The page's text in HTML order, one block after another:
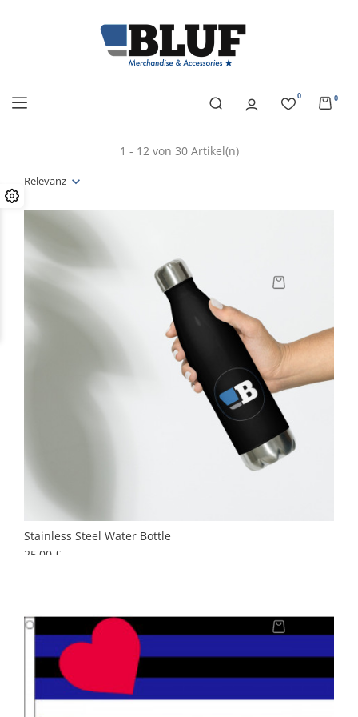
0 0
Relevanz
1 - 12 von 30 Artikel(n)
Stainless Steel Water Bottle
25,00 £